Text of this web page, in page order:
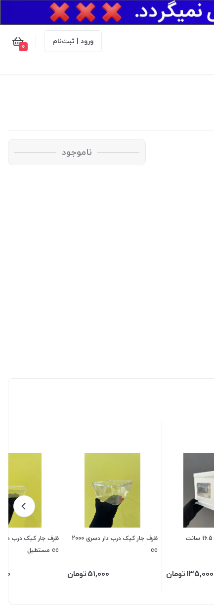
ورود | ثبت‌نام 0
ناموجود
135,000تومان
ظرف جار کیک درب دار دسری 2000
cc
51,000تومان
cc مستطیل